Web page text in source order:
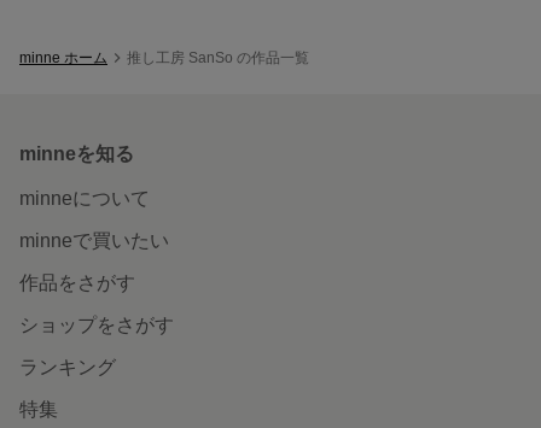
minne ホーム 推し工房 SanSo の作品一覧
minneを知る
minneについて
minneで買いたい
作品をさがす
ショップをさがす
ランキング
特集